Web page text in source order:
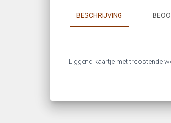
BESCHRIJVING
Liggend kaartje met troostende